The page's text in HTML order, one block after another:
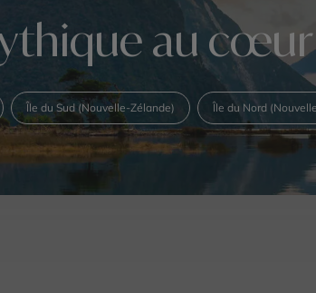
au
Île du Sud (Nouvelle-Zélande) Île du Nord